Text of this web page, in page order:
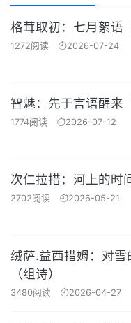
格茸取初：七月絮语
1272阅读 2026-07-24
智魅：先于言语醒来
1774阅读 2026-07-12
次仁拉措：河上的时
2702阅读 2026-05-21
绒萨.益西措姆：对雪
（组诗）
3480阅读 2026-04-27